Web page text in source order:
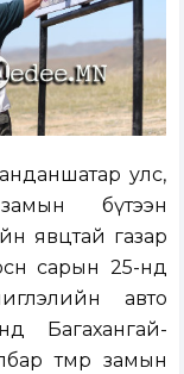
улс,
бүтээн
явцтай газар
сарын 25-нд
авто
Багахангай-
төмөр замын